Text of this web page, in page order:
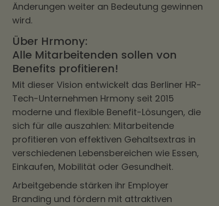
Änderungen weiter an Bedeutung gewinnen
wird.
Über Hrmony:
Alle Mitarbeitenden sollen von
Benefits profitieren!
Mit dieser Vision entwickelt das Berliner HR-
Tech-Unternehmen Hrmony seit 2015
moderne und flexible Benefit-Lösungen, die
sich für alle auszahlen: Mitarbeitende
profitieren von effektiven Gehaltsextras in
verschiedenen Lebensbereichen wie Essen,
Einkaufen, Mobilität oder Gesundheit.
Arbeitgebende stärken ihr Employer
Branding und fördern mit attraktiven